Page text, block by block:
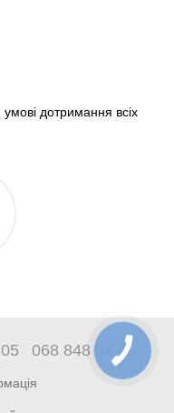
умові дотримання всіх
068 848 34 48